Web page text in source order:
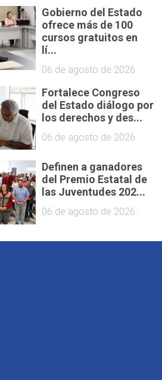
Gobierno del Estado
ofrece más de 100
cursos gratuitos en
lí...
06 de agosto de 2026
Fortalece Congreso
del Estado diálogo por
los derechos y des...
06 de agosto de 2026
Definen a ganadores
del Premio Estatal de
las Juventudes 202...
06 de agosto de 2026